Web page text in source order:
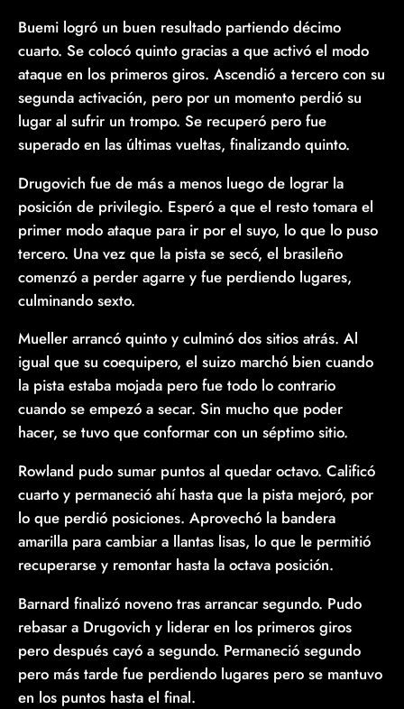
Buemi logró un buen resultado partiendo décimo
cuarto. Se colocó quinto gracias a que activó el modo
ataque en los primeros giros. Ascendió a tercero con su
segunda activación, pero por un momento perdió su
lugar al sufrir un trompo. Se recuperó pero fue
superado en las últimas vueltas, finalizando quinto.
Drugovich fue de más a menos luego de lograr la
posición de privilegio. Esperó a que el resto tomara el
primer modo ataque para ir por el suyo, lo que lo puso
tercero. Una vez que la pista se secó, el brasileño
comenzó a perder agarre y fue perdiendo lugares,
culminando sexto.
Mueller arrancó quinto y culminó dos sitios atrás. Al
igual que su coequipero, el suizo marchó bien cuando
la pista estaba mojada pero fue todo lo contrario
cuando se empezó a secar. Sin mucho que poder
hacer, se tuvo que conformar con un séptimo sitio.
Rowland pudo sumar puntos al quedar octavo. Calificó
cuarto y permaneció ahí hasta que la pista mejoró, por
lo que perdió posiciones. Aprovechó la bandera
amarilla para cambiar a llantas lisas, lo que le permitió
recuperarse y remontar hasta la octava posición.
Barnard finalizó noveno tras arrancar segundo. Pudo
rebasar a Drugovich y liderar en los primeros giros
pero después cayó a segundo. Permaneció segundo
pero más tarde fue perdiendo lugares pero se mantuvo
en los puntos hasta el final.